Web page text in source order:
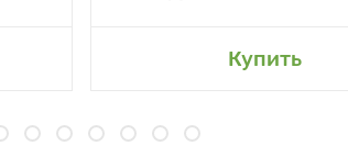
Купить